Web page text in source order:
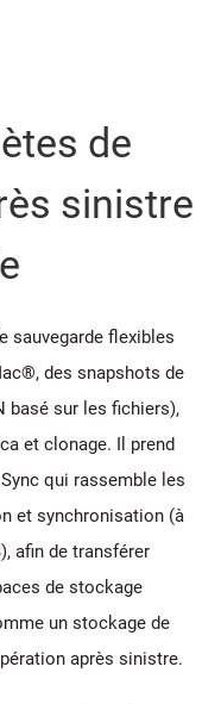
de
sinistre
sauvegarde flexibles
des snapshots de
basé sur les fichiers),
et clonage. Il prend
qui rassemble les
et synchronisation (à
afin de transférer
de stockage
un stockage de
après sinistre.